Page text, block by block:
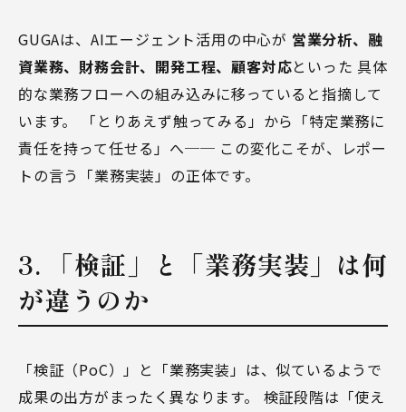
GUGAは、AIエージェント活用の中心が 営業分析、融
資業務、財務会計、開発工程、顧客対応といった 具体
的な業務フローへの組み込みに移っていると指摘して
います。 「とりあえず触ってみる」から「特定業務に
責任を持って任せる」へ── この変化こそが、レポー
トの言う「業務実装」の正体です。
3. 「検証」と「業務実装」は何
が違うのか
「検証（PoC）」と「業務実装」は、似ているようで
成果の出方がまったく異なります。 検証段階は「使え